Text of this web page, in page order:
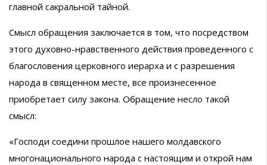
главной сакральной тайной.
Смысл обращения заключается в том, что посредством
этого духовно-нравственного действия проведенного с
благословения церковного иерарха и с разрешения
народа в священном месте, все произнесенное
приобретает силу закона. Обращение несло такой
смысл:
«Господи соедини прошлое нашего молдавского
многонационального народа с настоящим и открой нам